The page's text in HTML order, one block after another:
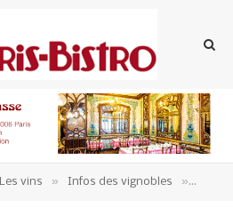
Les vins » Infos des vignobles »